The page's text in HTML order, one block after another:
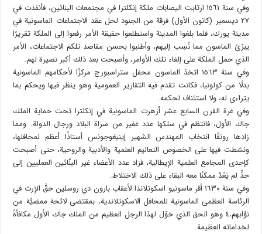
وفي سنة ١٥٦١ ارتابت اليصابات ملكة إنكلترا في مجتمعات البنائين، فأنفذت في
٢٧ ديسمبر (كانون الأول) فرقة من الجنود لحل عقد الاجتماعات الماسونية في
مدينة يورك، فلما بلغوا المدينة واستطلعوا حقيقة الأمر رفعوا إلى الملكة تقريرًا
يبرِّئ الماسون مما نُسِب إليهم، وأطنبوا بحسن مقاصد تلكم الاجتماعات، الأمر
الذي حمل الملكة على إلغاء تلك الأوامر، وأصبحت بعد ذلك أكبر نصيرة لهم.
وفي سنة ١٥٦٣ اتخذ الماسون محفل ستراسبورج مركزًا لأحكامهم الماسونية
بدلًا من كولونيا، فكانت تقدم فيه التقارير العمومية وهو ينظر فيها ويحكم بما
يتراءى له، ولا استئناف لحكمه.
وفي غرة القرن السابع عشر أزهرت الماسونية في إنكلترا تحت حماية الملك
جاك الأول، فانتظم في سلكها عدد غفير من سراة البلاد ورجال الدولة. ومما
زادها رونقًا انتخاب المهندس الشهير إينيغوجونس أستاذًا أعظم لمحافلها،
ونشطت فيها على الخصوص التعاليم العلمية والأدبية والروحية، حتى أصبحت
كإحدى المجامع العلمية الإيطالية، فزاد عدد الأعضاء غير البنَّائين العمليين إلى
حدٍّ لم يَعُدْ ممكنًا معه البقاء على ذلك الاختلاط.
وفي سنة ١٦٣٠ أقر ماسونيو اسكوتلاندا لأعقاب بارون دي روسلين حقَّ الإرث في
الرئاسة العظمى الماسونية للمحافل الاسكوتلاندية، بمقتضى لائحة ممضيَّة من
نوَّابهم،٤ وهو الحق الذي خوِّل لهذا الرجل العظيم من الملك جاك الأول مكافأةً
لخداماته العظيمة.